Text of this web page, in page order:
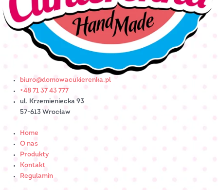
biuro@domowacukierenka.pl
+48 71 37 43 777
ul. Krzemieniecka 93
57-613 Wrocław
Home
O nas
Produkty
Kontakt
Regulamin